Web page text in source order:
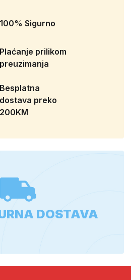
100% Sigurno
Plaćanje prilikom
preuzimanja
Besplatna
dostava preko
200KM
DOSTAVA